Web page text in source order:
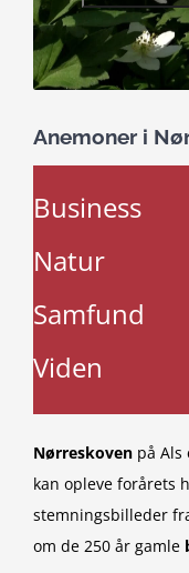
Anemoner i
Business
Natur
Samfund
Viden
Nørreskoven på Als
kan opleve forårets
stemningsbilleder
om de 250 år gamle